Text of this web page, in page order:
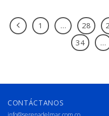
1 … 28
34
…
CONTÁCTANOS